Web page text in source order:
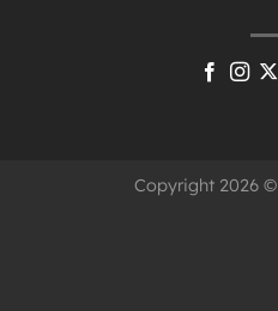
Copyright 2026 ©